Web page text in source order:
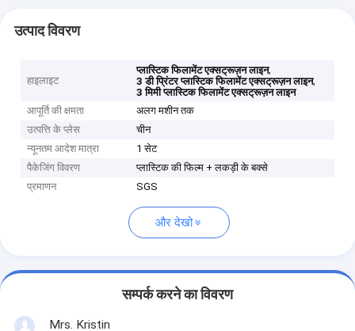
उत्पाद विवरण
हाइलाइट
प्लास्टिक फिलामेंट एक्सट्रूज़न लाइन,
3 डी प्रिंटर प्लास्टिक फिलामेंट एक्सट्रूज़न लाइन,
3 मिमी प्लास्टिक फिलामेंट एक्सट्रूज़न लाइन
आपूर्ति की क्षमता
अलग मशीन तक
उत्पत्ति के प्लेस
चीन
न्यूनतम आदेश मात्रा
1 सेट
पैकेजिंग विवरण
प्लास्टिक की फिल्म + लकड़ी के बक्से
प्रमाणन
SGS
और देखो
सम्पर्क करने का विवरण
Mrs. Kristin